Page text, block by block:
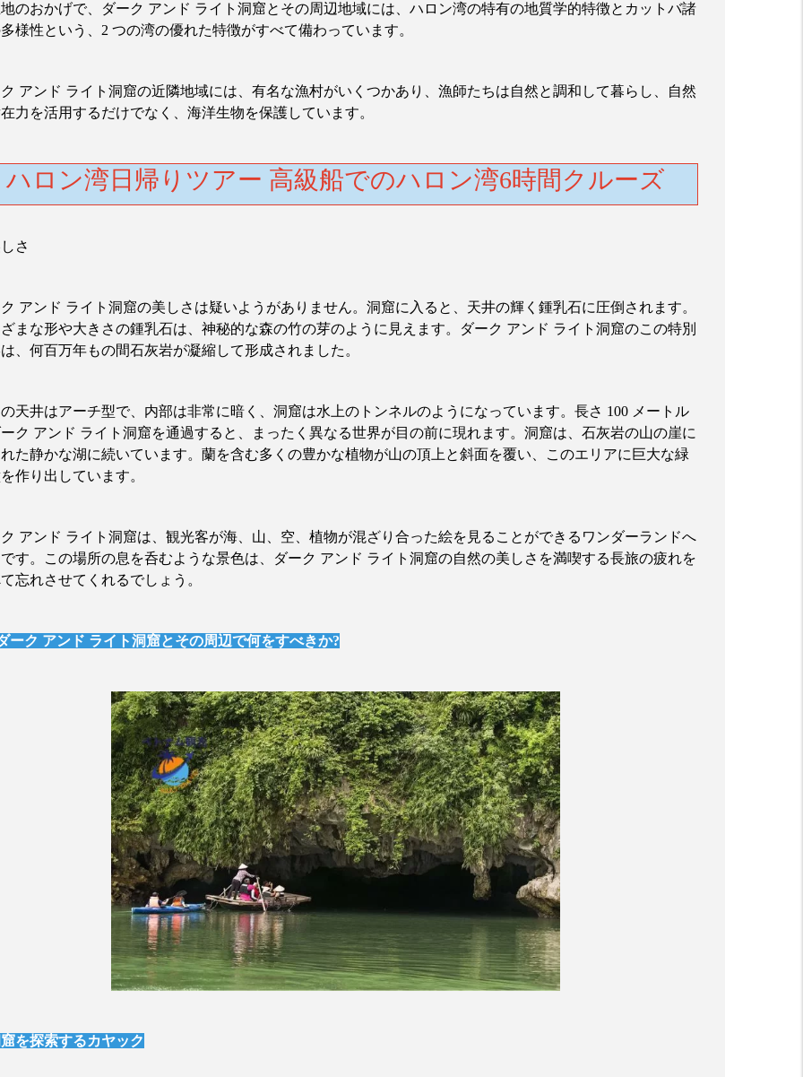
のおかげで、ダーク アンド ライト洞窟とその周辺地域には、ハロン湾の特有の地質学的特徴とカットバ諸
様性という、 2 つの湾の優れた特徴がすべて備わっています。
アンド ライト洞窟の近隣地域には、有名な漁村がいくつかあり、漁師たちは自然と調和して暮らし、自然
力を活用するだけでなく、海洋生物を保護しています。
ハロン湾日帰りツアー 高級船でのハロン湾6時間クルーズ
さ
アンド ライト洞窟の美しさは疑いようがありません。洞窟に入ると、天井の輝く鍾乳石に圧倒されます。
まな形や大きさの鍾乳石は、神秘的な森の竹の芽のように見えます。ダーク アンド ライト洞窟のこの特別
、何百万年もの間石灰岩が凝縮して形成されました。
天井はアーチ型で、内部は非常に暗く、洞窟は水上のトンネルのようになっています。長さ 100 メートル
ク アンド ライト洞窟を通過すると、まったく異なる世界が目の前に現れます。洞窟は、石灰岩の山の崖に
た静かな湖に続いています。蘭を含む多くの豊かな植物が山の頂上と斜面を覆い、このエリアに巨大な緑
作り出しています。
アンド ライト洞窟は、観光客が海、山、空、植物が混ざり合った絵を見ることができるワンダーランドへ
す。この場所の息を呑むような景色は、ダーク アンド ライト洞窟の自然の美しさを満喫する長旅の疲れを
忘れさせてくれるでしょう。
ーク アンド ライト洞窟とその周辺で何をすべきか?
を探索するカヤック